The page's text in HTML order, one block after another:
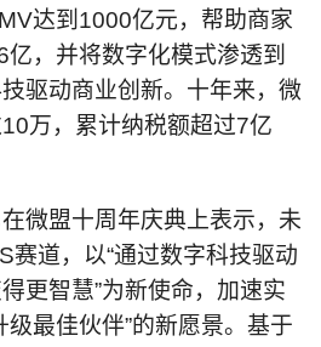
达到1000亿元，帮助商家
，并将数字化模式渗透到
驱动商业创新。十年来，微
万，累计纳税额超过7亿
微盟十周年庆典上表示，未
赛道，以“通过数字科技驱动
更智慧”为新使命，加速实
级最佳伙伴”的新愿景。基于